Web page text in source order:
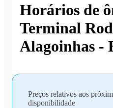
Horários de
Terminal
Alagoinhas -
Preços relativos aos
disponibilidade